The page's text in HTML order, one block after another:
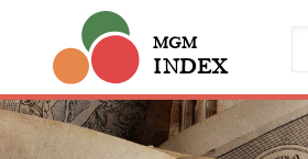
MGM
INDEX